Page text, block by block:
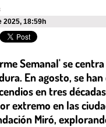
2025, 18:59h
Semanal' se
En agosto, se
en tres
extremo en las
Miró,